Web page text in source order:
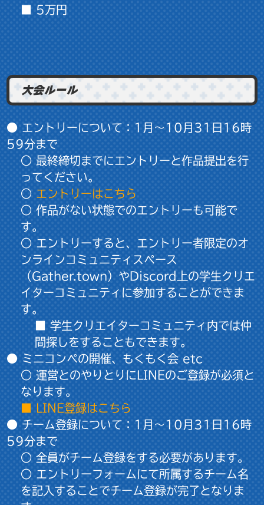
■ 5万円
大会ルール
● エントリーについて：1月～ 10月31日16時
59分まで
○ 最終締切までにエントリーと作品提出を行
ってください。
○ エントリーはこちら
○ 作品がない状態でのエントリーも可能で
す。
○ エントリーすると、エントリー者限定のオ
ンラインコミュニティスペース
（Gather.town）やDiscord上の学生クリエ
イターコミュニティに参加することができま
す。
■ 学生クリエイターコミュニティ内では仲
間探しをすることもできます。
● ミニコンペの開催、もくもく会 etc
○ 運営とのやりとりにLINEのご登録が必須と
なります。
■ LINE登録はこちら
● チーム登録について： 1月 ～10月31日16時
59分まで
○ 全員がチーム登録をする必要があります。
○ エントリーフォームにて所属するチーム名
を記入することでチーム登録が完了となりま